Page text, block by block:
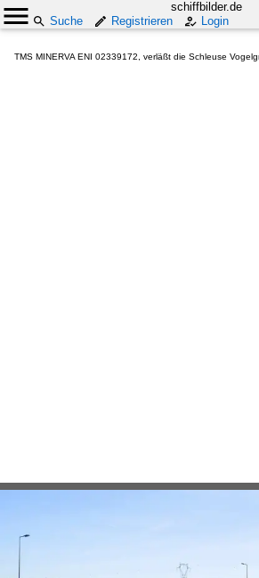
schiffbilder.de
Suche
Registrieren Login
TMS MINERVA ENI 02339172, verläßt die Schleuse